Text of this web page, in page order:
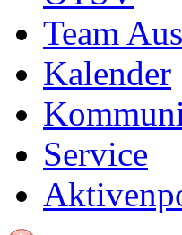
Team
Kalender
Service